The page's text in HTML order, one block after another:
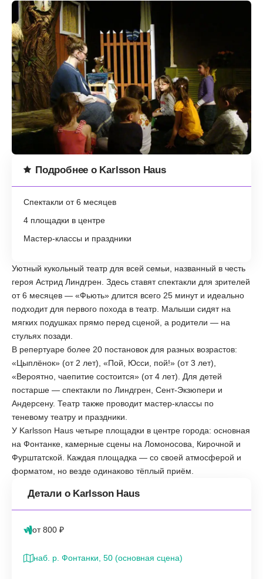
Подробнее о Karlsson Haus
Спектакли от 6 месяцев
4 площадки в центре
Мастер-классы и праздники
Уютный кукольный театр для всей семьи, названный в честь
героя Астрид Линдгрен. Здесь ставят спектакли для зрителей
от 6 месяцев — «Фьють» длится всего 25 минут и идеально
подходит для первого похода в театр. Малыши сидят на
мягких подушках прямо перед сценой, а родители — на
стульях позади.
В репертуаре более 20 постановок для разных возрастов:
«Цыплёнок» (от 2 лет), «Пой, Юсси, пой!» (от 3 лет),
«Вероятно, чаепитие состоится» (от 4 лет). Для детей
постарше — спектакли по Линдгрен, Сент-Экзюпери и
Андерсену. Театр также проводит мастер-классы по
теневому театру и праздники.
У Karlsson Haus четыре площадки в центре города: основная
на Фонтанке, камерные сцены на Ломоносова, Кирочной и
Фурштатской. Каждая площадка — со своей атмосферой и
форматом, но везде одинаково тёплый приём.
Детали о Karlsson Haus
от 800 ₽
наб. р. Фонтанки, 50 (основная сцена)